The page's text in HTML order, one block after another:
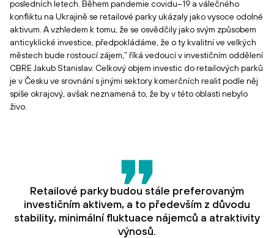
posledních letech. Během pandemie covidu–19 a válečného
konfliktu na Ukrajině se retailové parky ukázaly jako vysoce odolné
aktivum. A vzhledem k tomu, že se osvědčily jako svým způsobem
anticyklické investice, předpokládáme, že o ty kvalitní ve velkých
městech bude rostoucí zájem,“ říká vedoucí v investičním oddělení
CBRE Jakub Stanislav. Celkový objem investic do retailových parků
je v Česku ve srovnání s jinými sektory komerčních realit podle něj
spíše okrajový, avšak neznamená to, že by v této oblasti nebylo
živo.
Retailové parky budou stále preferovaným
investičním aktivem, a to především z důvodu
stability, minimální fluktuace nájemců a atraktivity
výnosů.